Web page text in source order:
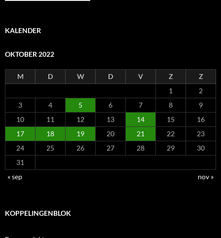
KALENDER
OKTOBER 2022
M D W D V Z
Z
1
2
3
4 5 6 7 8
9
10
11 12 13 14 15
16
17
18 19 20 21 22
23
24
25 26 27 28 29
30
31
« sep
nov »
KOPPELINGENBLOK